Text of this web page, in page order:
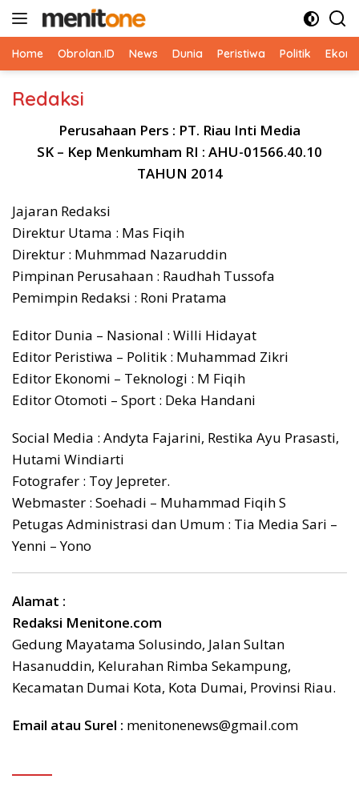
Home Obrolan.ID News Dunia Peristiwa Politik
Redaksi
Perusahaan Pers : PT. Riau Inti Media
SK – Kep Menkumham RI : AHU-01566.40.10
TAHUN 2014
Jajaran Redaksi
Direktur Utama : Mas Fiqih
Direktur : Muhmmad Nazaruddin
Pimpinan Perusahaan : Raudhah Tussofa
Pemimpin Redaksi : Roni Pratama
Editor Dunia – Nasional : Willi Hidayat
Editor Peristiwa – Politik : Muhammad Zikri
Editor Ekonomi – Teknologi : M Fiqih
Editor Otomoti – Sport : Deka Handani
Social Media : Andyta Fajarini, Restika Ayu Prasasti,
Hutami Windiarti
Fotografer : Toy Jepreter.
Webmaster : Soehadi – Muhammad Fiqih S
Petugas Administrasi dan Umum : Tia Media Sari –
Yenni – Yono
Alamat :
Redaksi Menitone.com
Gedung Mayatama Solusindo, Jalan Sultan
Hasanuddin, Kelurahan Rimba Sekampung,
Kecamatan Dumai Kota, Kota Dumai, Provinsi Riau.
Email atau Surel : menitonenews@gmail.com